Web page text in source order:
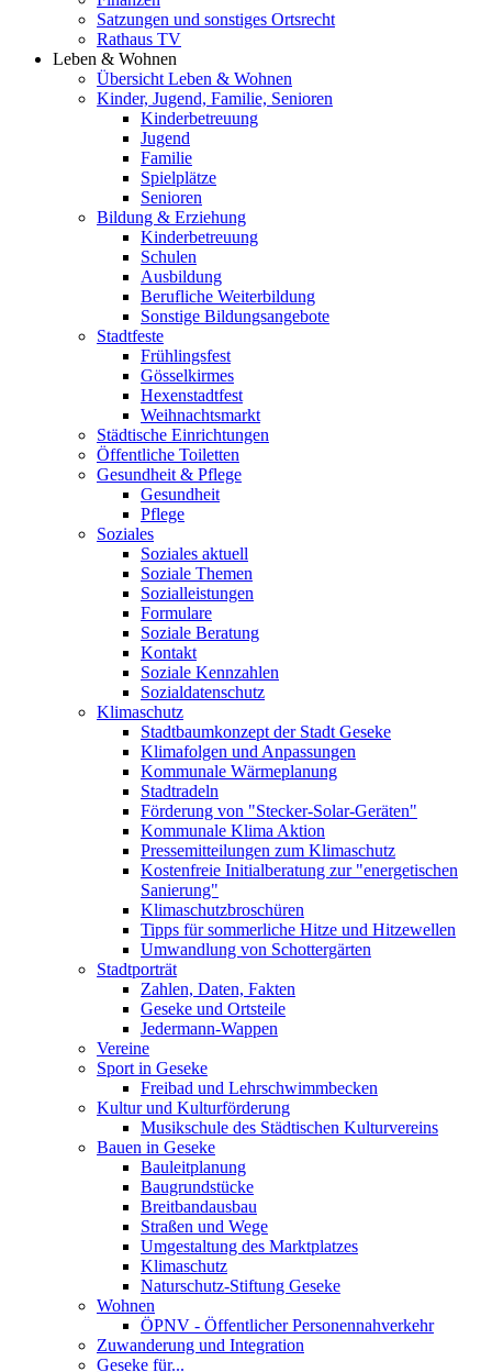
Satzungen und sonstiges Ortsrecht
Rathaus TV
Leben & Wohnen
Übersicht Leben & Wohnen
Kinder, Jugend, Familie, Senioren
Kinderbetreuung
Jugend
Familie
Spielplätze
Senioren
Bildung & Erziehung
Kinderbetreuung
Schulen
Ausbildung
Berufliche Weiterbildung
Sonstige Bildungsangebote
Stadtfeste
Frühlingsfest
Gösselkirmes
Hexenstadtfest
Weihnachtsmarkt
Städtische Einrichtungen
Öffentliche Toiletten
Gesundheit & Pflege
Gesundheit
Pflege
Soziales
Soziales aktuell
Soziale Themen
Sozialleistungen
Formulare
Soziale Beratung
Kontakt
Soziale Kennzahlen
Sozialdatenschutz
Klimaschutz
Stadtbaumkonzept der Stadt Geseke
Klimafolgen und Anpassungen
Kommunale Wärmeplanung
Stadtradeln
Förderung von "Stecker-Solar-Geräten"
Kommunale Klima Aktion
Pressemitteilungen zum Klimaschutz
Kostenfreie Initialberatung zur "energetischen
Sanierung"
Klimaschutzbroschüren
Tipps für sommerliche Hitze und Hitzewellen
Umwandlung von Schottergärten
Stadtporträt
Zahlen, Daten, Fakten
Geseke und Ortsteile
Jedermann-Wappen
Vereine
Sport in Geseke
Freibad und Lehrschwimmbecken
Kultur und Kulturförderung
Musikschule des Städtischen Kulturvereins
Bauen in Geseke
Bauleitplanung
Baugrundstücke
Breitbandausbau
Straßen und Wege
Umgestaltung des Marktplatzes
Klimaschutz
Naturschutz-Stiftung Geseke
Wohnen
ÖPNV - Öffentlicher Personennahverkehr
Zuwanderung und Integration
Geseke für...